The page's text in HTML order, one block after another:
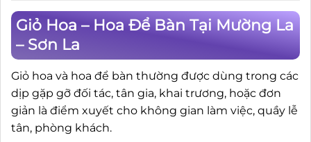
Giỏ Hoa – Hoa Để Bàn Tại Mường La
– Sơn La
Giỏ hoa và hoa để bàn thường được dùng trong các
dịp gặp gỡ đối tác, tân gia, khai trương, hoặc đơn
giản là điểm xuyết cho không gian làm việc, quầy lễ
tân, phòng khách.